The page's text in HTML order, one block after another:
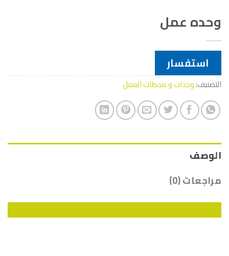
وحده عمل
استفسار
التصنيف:وحدات و محطات العمل
الوصف
مراجعات (0)